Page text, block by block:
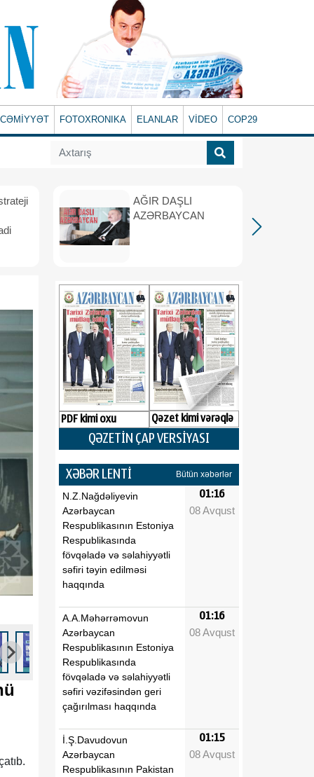
CƏMİYYƏT FOTOXRONIKA ELANLAR VİDEO COP29
AĞIR DAŞLI
AZƏRBAYCAN
PDF kimi oxu Qəzet kimi vərəqlə
QƏZETİN ÇAP VERSİYASI
XƏBƏR LENTİ Bütün xəbərlər
N.Z.Nağdəliyevin
Azərbaycan
Respublikasının Estoniya
Respublikasında
fövqəladə və səlahiyyətli
səfiri təyin edilməsi
haqqında
01:16
08 Avqust
A.A.Məhərrəmovun
Azərbaycan
Respublikasının Estoniya
Respublikasında
fövqəladə və səlahiyyətli
səfiri vəzifəsindən geri
çağırılması haqqında
01:16
08 Avqust
İ.Ş.Davudovun
Azərbaycan
Respublikasının Pakistan
01:15
08 Avqust